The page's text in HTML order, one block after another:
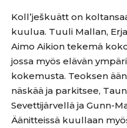
Kollʼješkuätt on
kuulua. Tuuli Mallan,
Aimo Aikion tekemä
jossa myös elävän
kokemusta. Teoksen
näskää ja parkitsee,
Sevettijärvellä ja Gunn-
Äänitteissä kuullaan